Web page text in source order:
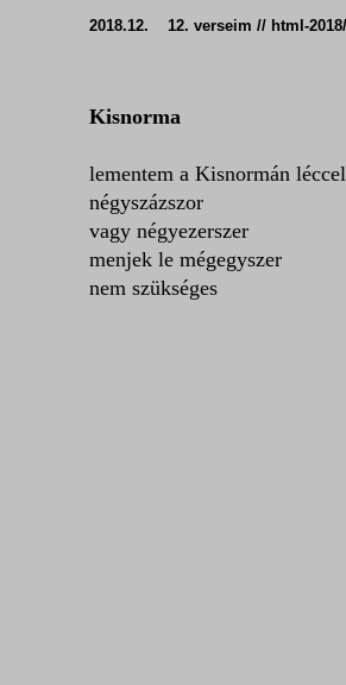
2018.12. 12. verseim // html-
Kisnorma
lementem a Kisnormán léccel
négyszázszor
vagy négyezerszer
menjek le mégegyszer
nem szükséges